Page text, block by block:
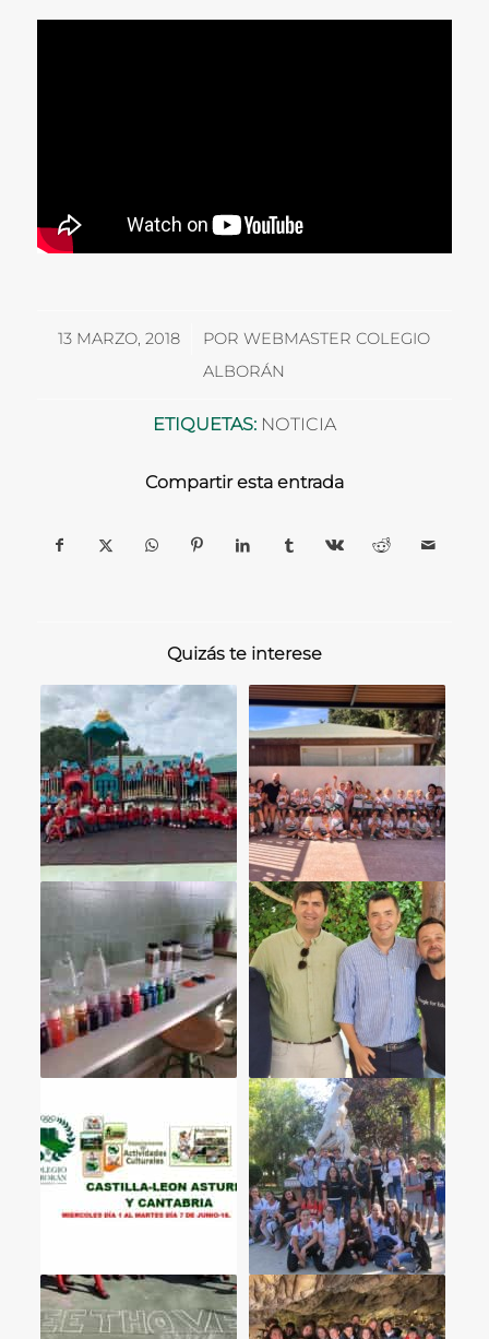
13 MARZO, 2018
/ PORWEBMASTER COLEGIO
ALBORÁN
ETIQUETAS: NOTICIA
Compartir esta entrada
Quizás te interese